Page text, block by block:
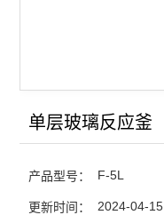
单层玻璃反应釜
产品型号： F-5L
更新时间： 2024-04-15